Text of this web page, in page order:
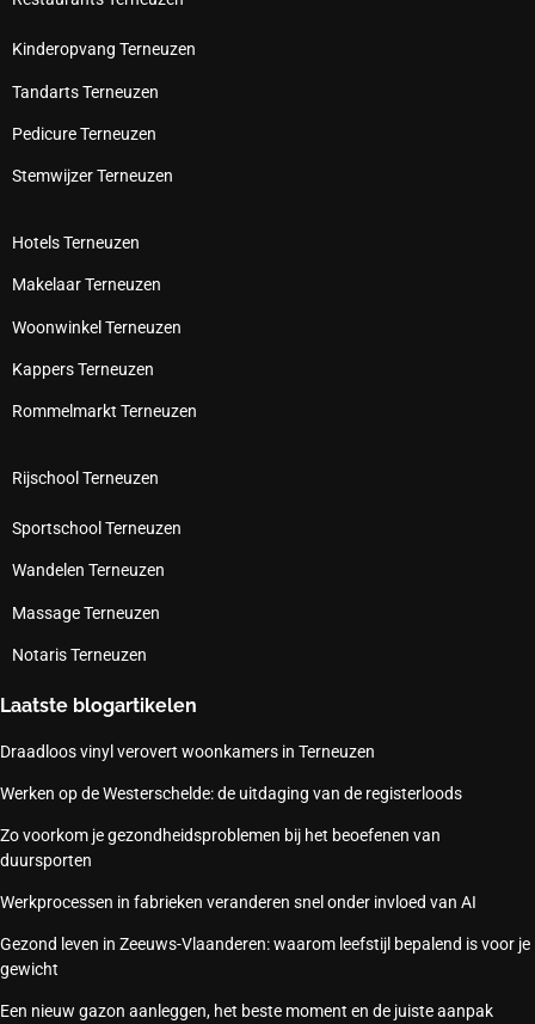
Kinderopvang Terneuzen
Tandarts Terneuzen
Pedicure Terneuzen
Stemwijzer Terneuzen
Hotels Terneuzen
Makelaar Terneuzen
Woonwinkel Terneuzen
Kappers Terneuzen
Rommelmarkt Terneuzen
Rijschool Terneuzen
Sportschool Terneuzen
Wandelen Terneuzen
Massage Terneuzen
Notaris Terneuzen
Laatste blogartikelen
Draadloos vinyl verovert woonkamers in Terneuzen
Werken op de Westerschelde: de uitdaging van de registerloods
Zo voorkom je gezondheidsproblemen bij het beoefenen van
duursporten
Werkprocessen in fabrieken veranderen snel onder invloed van AI
Gezond leven in Zeeuws-Vlaanderen: waarom leefstijl bepalend is voor je
gewicht
Een nieuw gazon aanleggen, het beste moment en de juiste aanpak